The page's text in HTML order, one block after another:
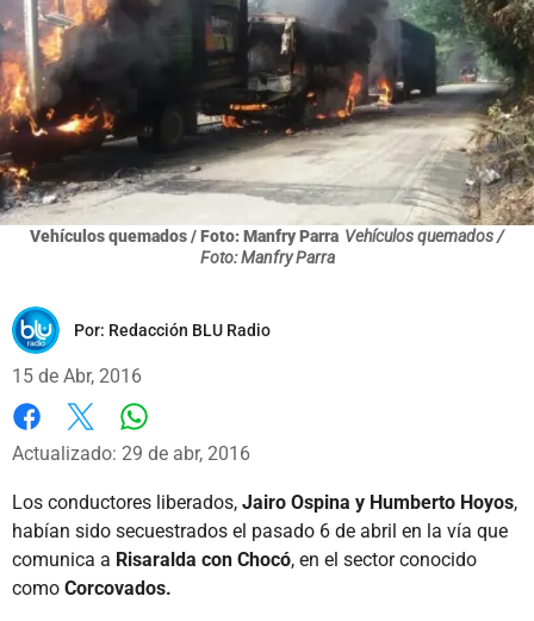
Vehículos quemados / Foto: Manfry Parra Vehículos quemados /
Foto: Manfry Parra
Por: Redacción BLU Radio
15 de Abr, 2016
Facebook
X
Actualizado: 29 de abr, 2016
Los conductores liberados, Jairo Ospina y Humberto Hoyos,
habían sido secuestrados el pasado 6 de abril en la vía que
comunica a Risaralda con Chocó, en el sector conocido
como Corcovados.